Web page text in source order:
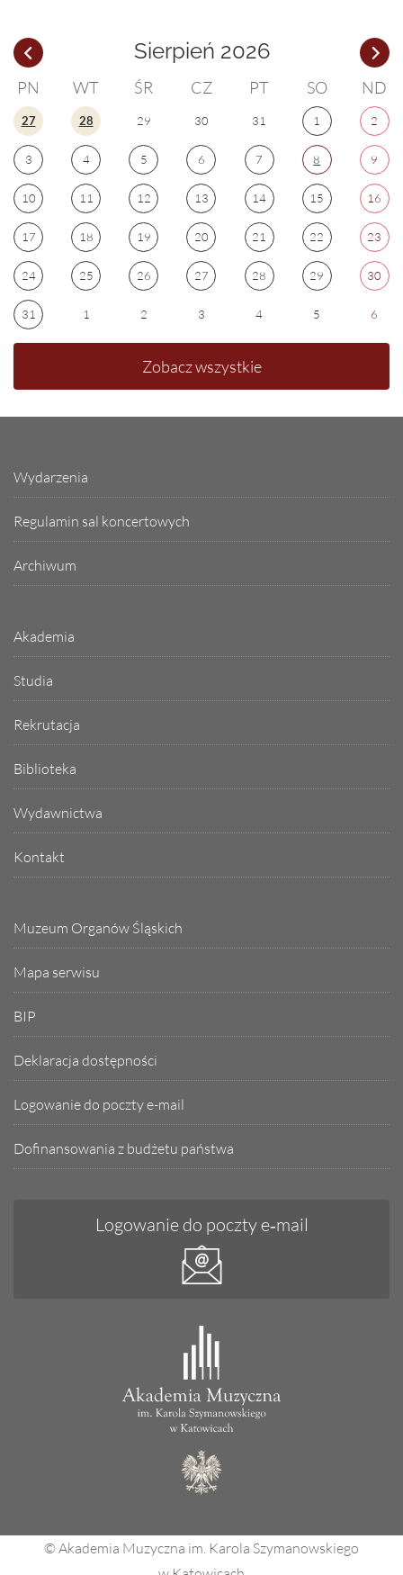
Sierpień 2026
PN WT ŚR CZ PT SO ND
27 28 29 30 31 1 2
3 4 5 6 7 8 9
10 11 12 13 14 15 16
17 18 19 20 21 22 23
24 25 26 27 28 29 30
31 1 2 3 4 5 6
Zobacz wszystkie
Wydarzenia
Regulamin sal koncertowych
Archiwum
Akademia
Studia
Rekrutacja
Biblioteka
Wydawnictwa
Kontakt
Muzeum Organów Śląskich
Mapa serwisu
BIP
Deklaracja dostępności
Logowanie do poczty e-mail
Dofinansowania z budżetu państwa
Logowanie do poczty e‑mail
© Akademia Muzyczna im. Karola Szymanowskiego